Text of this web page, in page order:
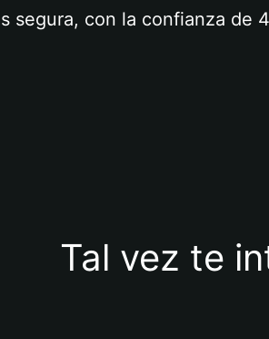
segura, con la confianza de
Tal vez te